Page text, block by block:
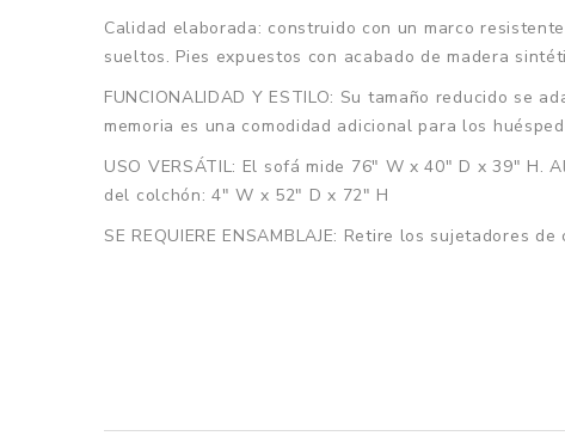
Calidad elaborada: construido con un marco
sueltos. Pies expuestos con acabado de madera
FUNCIONALIDAD Y ESTILO: Su tamaño reducido se
memoria es una comodidad adicional para los
USO VERSÁTIL: El sofá mide 76" W x 40" D x 39"
del colchón: 4" W x 52" D x 72" H
SE REQUIERE ENSAMBLAJE: Retire los sujetadores